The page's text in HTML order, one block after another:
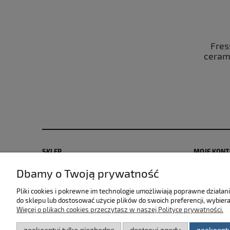
SKLEP
Zwroty i reklamacje
Regulamin sklepu
MOJE
Dbamy o Twoją prywatność
Pliki cookies i pokrewne im technologie umożliwiają poprawne
do sklepu lub dostosować użycie plików do swoich preferencji,
Więcej o plikach cookies przeczytasz w naszej Polityce prywatności.